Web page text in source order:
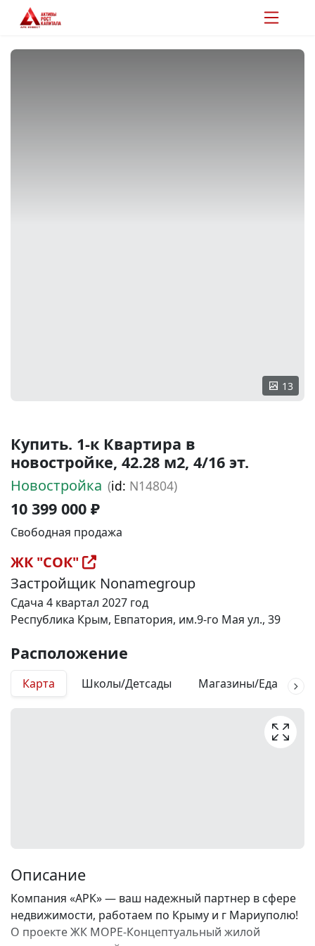
13
Купить. 1-к Квартира в
новостройке, 42.28 м2, 4/16 эт.
Новостройка (id: N14804)
10 399 000 ₽
Свободная продажа
ЖК "СОК"
Застройщик Nonamegroup
Сдача 4 квартал 2027 год
Республика Крым, Евпатория, им.9-го Мая ул., 39
Расположение
Карта Школы/Детсады Магазины/Еда
Описание
Компания «АРК» — ваш надежный партнер в сфере
недвижимости, работаем по Крыму и г Мариуполю!
О проекте ЖК МОРЕ-Концептуальный жилой